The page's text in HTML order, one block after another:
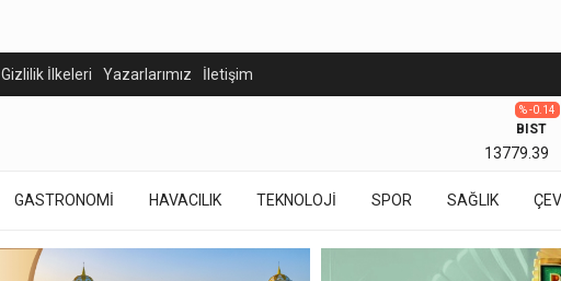
Gizlilik İlkeleri Yazarlarımız İletişim
BIST
13779.39
% -0.14
GASTRONOMİ HAVACILIK TEKNOLOJİ SPOR SAĞLIK